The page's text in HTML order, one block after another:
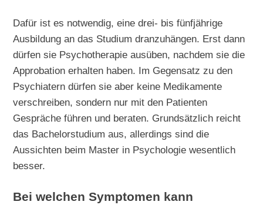
Dafür ist es notwendig, eine drei- bis fünfjährige
Ausbildung an das Studium dranzuhängen. Erst dann
dürfen sie Psychotherapie ausüben, nachdem sie die
Approbation erhalten haben. Im Gegensatz zu den
Psychiatern dürfen sie aber keine Medikamente
verschreiben, sondern nur mit den Patienten
Gespräche führen und beraten. Grundsätzlich reicht
das Bachelorstudium aus, allerdings sind die
Aussichten beim Master in Psychologie wesentlich
besser.
Bei welchen Symptomen kann